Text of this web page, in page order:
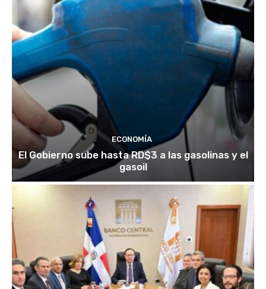
ECONOMÍA
El Gobierno sube hasta RD$3 a las gasolinas y el
gasoil